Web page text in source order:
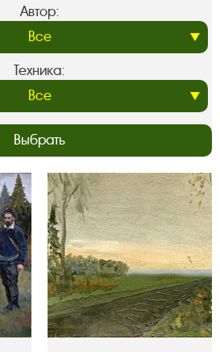
Автор:
Техника:
Выбрать